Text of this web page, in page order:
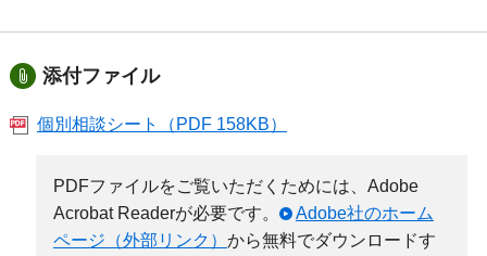
添付ファイル
個別相談シート（PDF 158KB）
PDFファイルをご覧いただくためには、Adobe
Acrobat Readerが必要です。
Adobe社のホーム
ページ（外部リンク） から無料でダウンロードす